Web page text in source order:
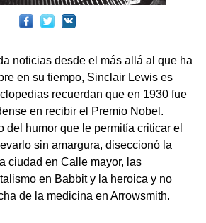
noticias desde el más allá al que ha
en su tiempo, Sinclair Lewis es
recuerdan que en 1930 fue
en recibir el Premio Nobel.
del humor que le permitía criticar el
sin amargura, diseccionó la
ciudad en Calle mayor, las
en Babbit y la heroica y no
de la medicina en Arrowsmith.